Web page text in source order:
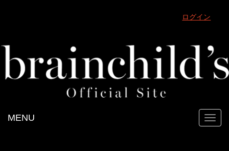
ログイン
MENU